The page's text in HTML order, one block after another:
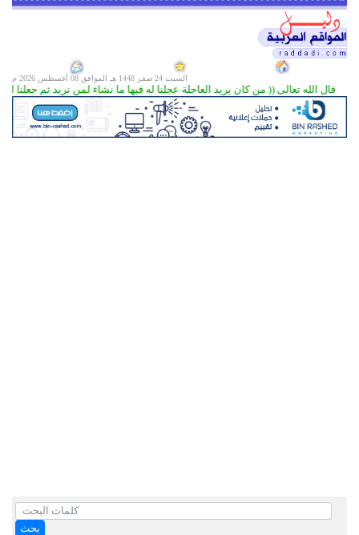
السبت 24 صفر 1448 هـ الموافق
قال الله تعالى (( من كان يريد العاجلة عجلنا له فيها ما نشاء لمن نريد ثم جعلنا له جهنم يصلاها
بحث